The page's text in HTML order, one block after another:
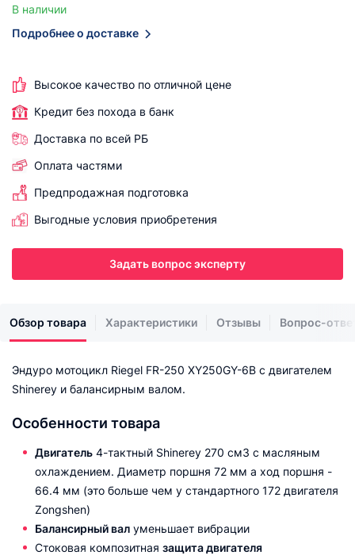
В наличии
Подробнее о доставке
Высокое качество по отличной цене
Кредит без похода в банк
Доставка по всей РБ
Оплата частями
Предпродажная подготовка
Выгодные условия приобретения
Задать вопрос эксперту
Обзор товара Характеристики Отзывы Вопрос-
Эндуро мотоцикл Riegel FR-250 XY250GY-6B с двигателем
Shinerey и балансирным валом.
Особенности товара
Двигатель 4-тактный Shinerey 270 см3 с масляным
охлаждением. Диаметр поршня 72 мм а ход поршня -
66.4 мм (это больше чем у стандартного 172 двигателя
Zongshen)
Балансирный вал уменьшает вибрации
Стоковая композитная защита двигателя